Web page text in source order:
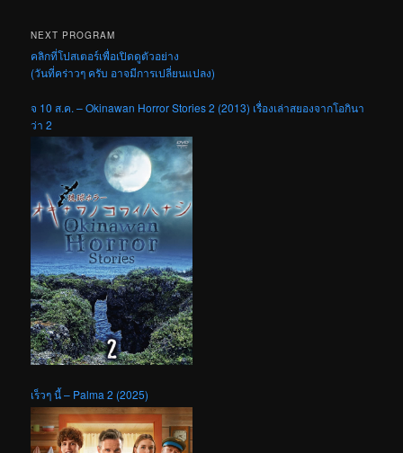
NEXT PROGRAM
คลิกที่โปสเตอร์เพื่อเปิดดูตัวอย่าง
(วันที่คร่าวๆ ครับ อาจมีการเปลี่ยนแปลง)
จ 10 ส.ค. – Okinawan Horror Stories 2 (2013) เรื่องเล่าสยองจากโอกินา
ว่า 2
เร็วๆ นี้ – Palma 2 (2025)